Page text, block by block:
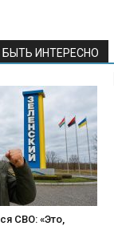
ИНТЕРЕСНО
СВО: «Это,